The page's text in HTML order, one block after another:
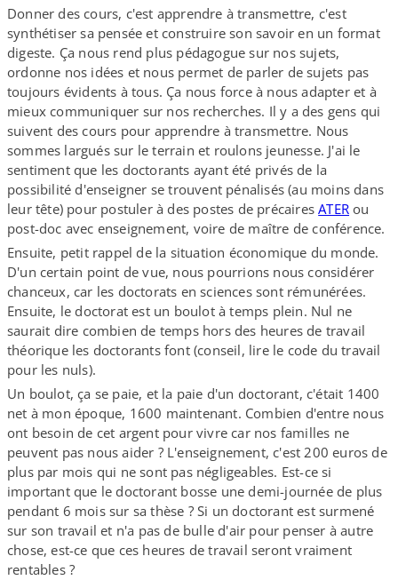
Donner des cours, c'est apprendre à transmettre, c'est
synthétiser sa pensée et construire son savoir en un format
digeste. Ça nous rend plus pédagogue sur nos sujets,
ordonne nos idées et nous permet de parler de sujets pas
toujours évidents à tous. Ça nous force à nous adapter et à
mieux communiquer sur nos recherches. Il y a des gens qui
suivent des cours pour apprendre à transmettre. Nous
sommes largués sur le terrain et roulons jeunesse. J'ai le
sentiment que les doctorants ayant été privés de la
possibilité d'enseigner se trouvent pénalisés (au moins dans
leur tête) pour postuler à des postes de précairesATER ou
post-​doc avec enseignement, voire de maître de conférence.
Ensuite, petit rappel de la situation économique du monde.
D'un certain point de vue, nous pourrions nous considérer
chanceux, car les doctorats en sciences sont rémunérées.
Ensuite, le doctorat est un boulot à temps plein. Nul ne
saurait dire combien de temps hors des heures de travail
théorique les doctorants font (conseil, lire le code du travail
pour les nuls).
Un boulot, ça se paie, et la paie d'un doctorant, c'était 1400
net à mon époque, 1600 maintenant. Combien d'entre nous
ont besoin de cet argent pour vivre car nos familles ne
peuvent pas nous aider ? L'enseignement, c'est 200 euros de
plus par mois qui ne sont pas négligeables. Est-​ce si
important que le doctorant bosse une demi-​journée de plus
pendant 6 mois sur sa thèse ? Si un doctorant est surmené
sur son travail et n'a pas de bulle d'air pour penser à autre
chose, est-​ce que ces heures de travail seront vraiment
rentables ?